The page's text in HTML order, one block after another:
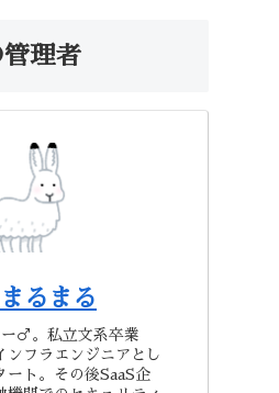
管理者
るまる
♂。私立文系卒業
ンフラエンジニアとし
ート。その後SaaS企